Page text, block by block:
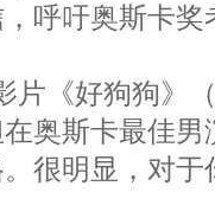
呼吁奥斯卡
《好狗狗》（
奥斯卡最佳
很明显，对